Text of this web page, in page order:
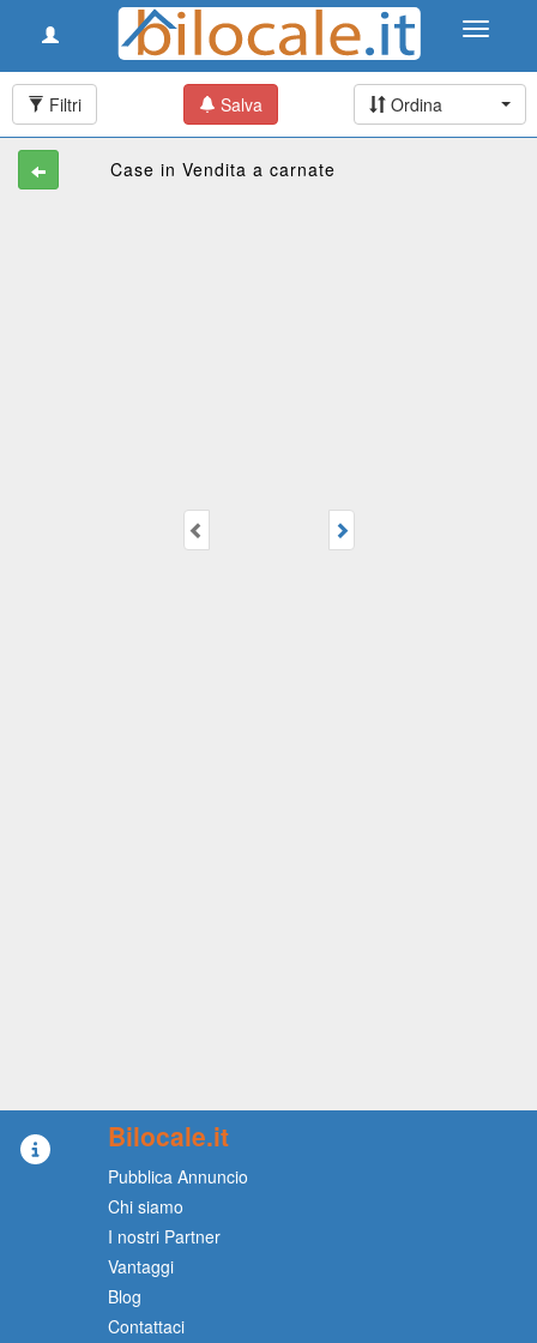
Toggle
Toggle
Case in Vendita a carnate
Filtri Salva Ordina
Bilocale.it
Pubblica Annuncio
Chi siamo
I nostri Partner
Vantaggi
Blog
Contattaci